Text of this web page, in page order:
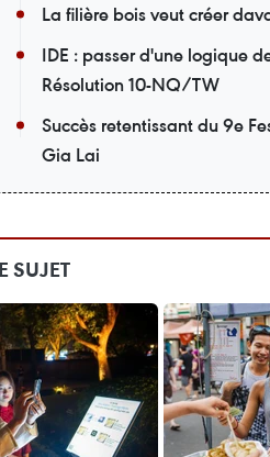
La filière bois veut créer
IDE : passer d'une logique
Résolution 10-NQ/TW
Succès retentissant du 9e
Gia Lai
SUJET